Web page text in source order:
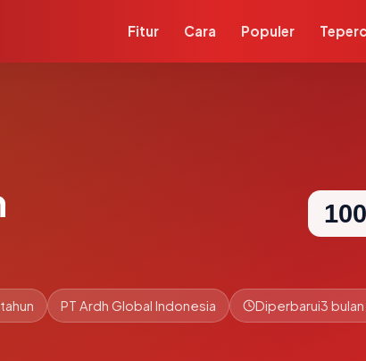
Fitur Cara Populer
100
PT Ardh Global Indonesia Diperbarui3